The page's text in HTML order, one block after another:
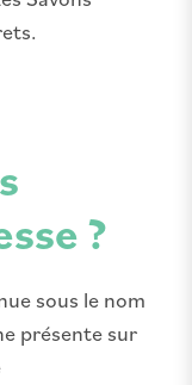
?
sous le nom
présente sur